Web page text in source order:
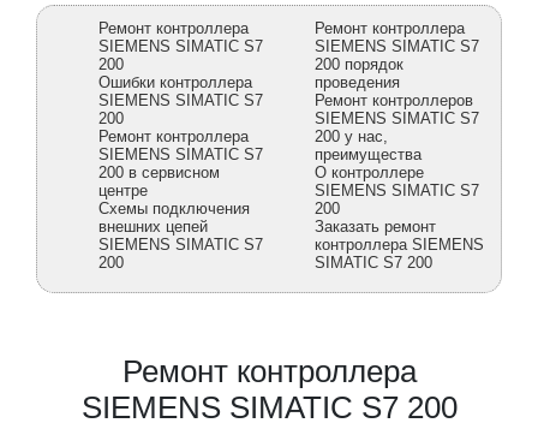
Ремонт контроллера
SIEMENS SIMATIC S7
200
Ошибки контроллера
SIEMENS SIMATIC S7
200
Ремонт контроллера
SIEMENS SIMATIC S7
200 в сервисном
центре
Схемы подключения
внешних цепей
SIEMENS SIMATIC S7
200
Ремонт контроллера
SIEMENS SIMATIC S7
200 порядок
проведения
Ремонт контроллеров
SIEMENS SIMATIC S7
200 у нас,
преимущества
О контроллере
SIEMENS SIMATIC S7
200
Заказать ремонт
контроллера SIEMENS
SIMATIC S7 200
Ремонт контроллера
SIEMENS SIMATIC S7 200